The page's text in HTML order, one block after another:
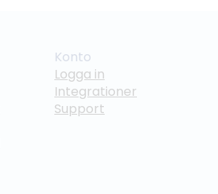
Konto
Logga in
Integrationer
Support